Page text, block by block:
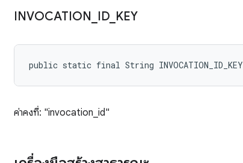
INVOCATION ID KEY
public static final String INVOCATION_ID_KEY
ค่าคงที่: "invocation_id"